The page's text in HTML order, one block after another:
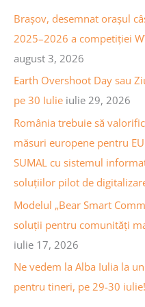
c
h
f
o
r
Brașov, desemnat orașul
2025–2026 a competiției
august 3, 2026
Earth Overshoot Day sau
pe 30 Iulie iulie 29, 2026
România trebuie să
măsuri europene pentru
SUMAL cu sistemul
soluțiilor pilot de
Modelul „Bear Smart
soluții pentru comunități
iulie 17, 2026
Ne vedem la Alba Iulia la
pentru tineri, pe 29-30 iulie!
a
a
r
t
i
c
o
l
e